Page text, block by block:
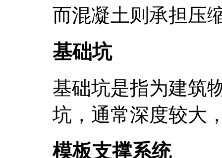
而混凝土则承担压
基础坑
基础坑是指为建筑
坑，通常深度较大
模板支撑系统